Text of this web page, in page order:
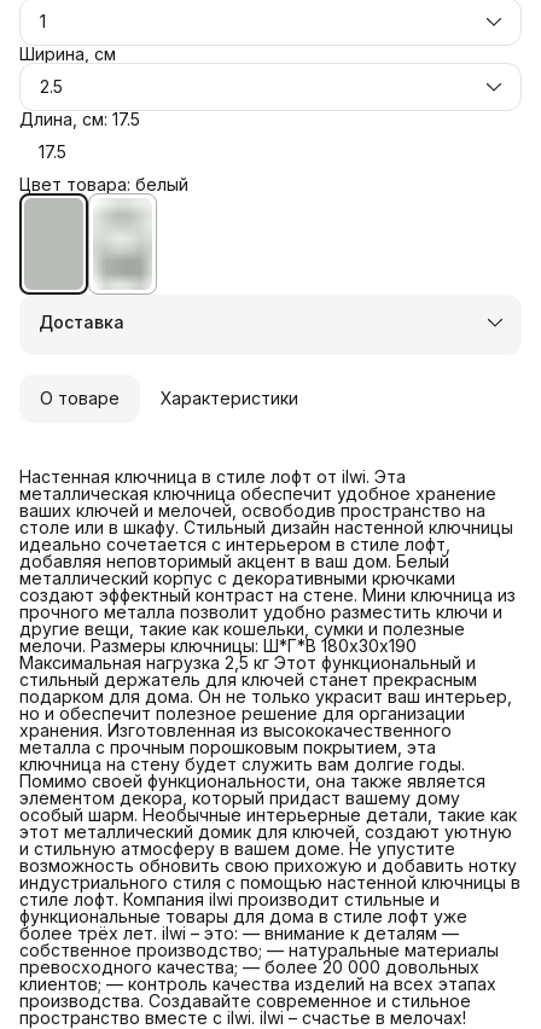
1
Ширина, см
2.5
Длина, см: 17.5
17.5
Цвет товара: белый
Доставка
О товаре Характеристики
Настенная ключница в стиле лофт от ilwi. Эта
металлическая ключница обеспечит удобное хранение
ваших ключей и мелочей, освободив пространство на
столе или в шкафу. Стильный дизайн настенной ключницы
идеально сочетается с интерьером в стиле лофт,
добавляя неповторимый акцент в ваш дом. Белый
металлический корпус с декоративными крючками
создают эффектный контраст на стене. Мини ключница из
прочного металла позволит удобно разместить ключи и
другие вещи, такие как кошельки, сумки и полезные
мелочи. Размеры ключницы: Ш*Г*В 180х30х190
Максимальная нагрузка 2,5 кг Этот функциональный и
стильный держатель для ключей станет прекрасным
подарком для дома. Он не только украсит ваш интерьер,
но и обеспечит полезное решение для организации
хранения. Изготовленная из высококачественного
металла с прочным порошковым покрытием, эта
ключница на стену будет служить вам долгие годы.
Помимо своей функциональности, она также является
элементом декора, который придаст вашему дому
особый шарм. Необычные интерьерные детали, такие как
этот металлический домик для ключей, создают уютную
и стильную атмосферу в вашем доме. Не упустите
возможность обновить свою прихожую и добавить нотку
индустриального стиля с помощью настенной ключницы в
стиле лофт. Компания ilwi производит стильные и
функциональные товары для дома в стиле лофт уже
более трёх лет. ilwi – это: — внимание к деталям —
собственное производство; — натуральные материалы
превосходного качества; — более 20 000 довольных
клиентов; — контроль качества изделий на всех этапах
производства. Создавайте современное и стильное
пространство вместе с ilwi. ilwi – счастье в мелочах!